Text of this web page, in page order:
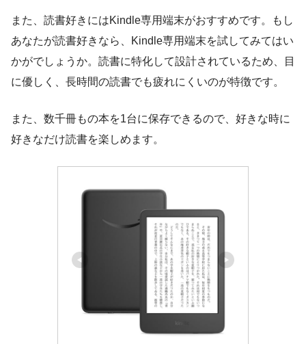
また、読書好きにはKindle専用端末がおすすめです。もし
あなたが読書好きなら、Kindle専用端末を試してみてはい
かがでしょうか。読書に特化して設計されているため、目
に優しく、長時間の読書でも疲れにくいのが特徴です。
また、数千冊もの本を1台に保存できるので、好きな時に
好きなだけ読書を楽しめます。